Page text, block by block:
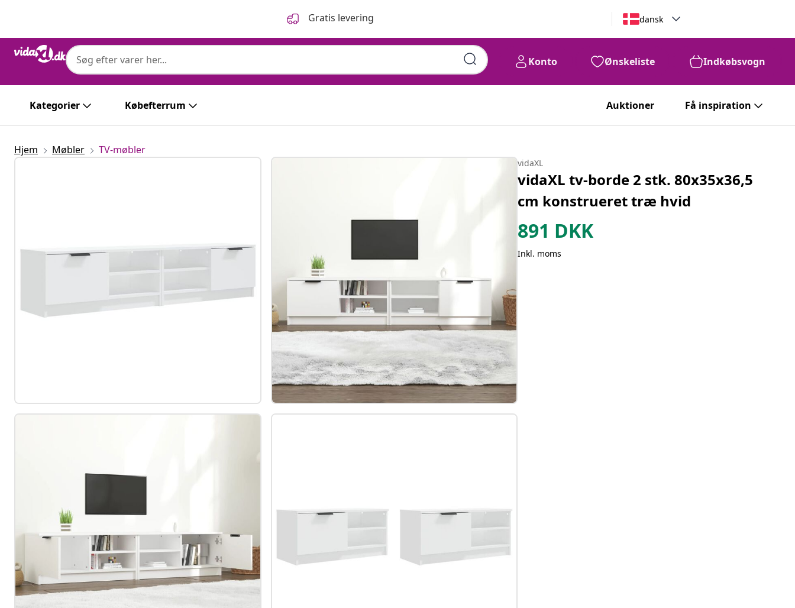
Gratis levering dansk
Konto Ønskeliste Indkøbsvogn
Kategorier Købefterrum Auktioner Få inspiration
Hjem Møbler TV-møbler
vidaXL
vidaXL tv-borde 2 stk. 80x35x36,5
cm konstrueret træ hvid
891 DKK
Inkl. moms